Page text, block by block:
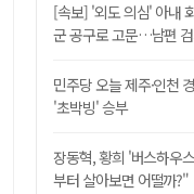
[속보] '외도 의심' 아내
군 공구로 고문…남편
민주당 오늘 제주·인천
'초박빙' 승부
장동혁, 황희 '버스하우
부터 살아보면 어떨까?"